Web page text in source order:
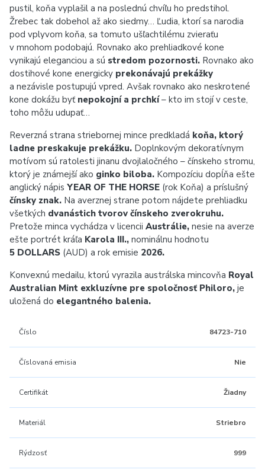
pustil, koňa vyplašil a na poslednú chvíľu ho predstihol.
Žrebec tak dobehol až ako siedmy… Ľudia, ktorí sa narodia
pod vplyvom koňa, sa tomuto ušľachtilému zvieraťu
v mnohom podobajú. Rovnako ako prehliadkové kone
vynikajú eleganciou a sú stredom pozornosti. Rovnako ako
dostihové kone energicky prekonávajú prekážky
a nezávisle postupujú vpred. Avšak rovnako ako neskrotené
kone dokážu byť nepokojní a prchkí– kto im stojí v ceste,
toho môžu udupať…
Reverzná strana striebornej mince predkladá koňa, ktorý
ladne preskakuje prekážku. Doplnkovým dekoratívnym
motívom sú ratolesti jinanu dvojlaločného – čínskeho stromu,
ktorý je známejší ako ginko biloba. Kompozíciu dopĺňa ešte
anglický nápis YEAR OF THE HORSE (rok Koňa) a príslušný
čínsky znak. Na averznej strane potom nájdete prehliadku
všetkých dvanástich tvorov čínskeho zverokruhu.
Pretože minca vychádza v licencii Austrálie, nesie na averze
ešte portrét kráľa Karola III., nominálnu hodnotu
5 DOLLARS (AUD) a rok emisie 2026.
Konvexnú medailu, ktorú vyrazila austrálska mincovňa Royal
Australian Mint exkluzívne pre spoločnosť Philoro, je
uložená do elegantného balenia.
Číslo 84723-710
Číslovaná emisia Nie
Certifikát Žiadny
Materiál Striebro
Rýdzosť 999